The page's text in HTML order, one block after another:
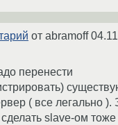
от abramoff
перенести
( все легально ).
сделать slave-ом